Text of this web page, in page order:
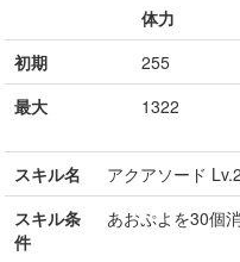
体力
初期
255
最大
1322
スキル名
アクアソード Lv.2
スキル条
件
あおぷよを30個